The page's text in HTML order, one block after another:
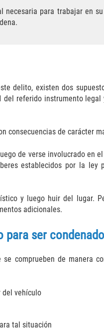
necesaria para trabajar en
delito, existen dos
referido instrumento
consecuencias de carácter
de verse involucrado en
establecidos por la ley
y luego huir del lugar.
adicionales.
ser
comprueben de manera
del vehículo
tal situación